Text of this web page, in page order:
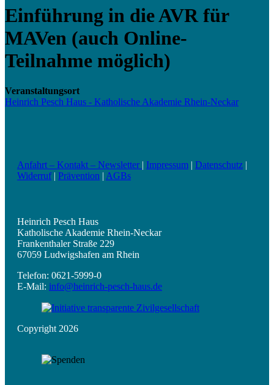
Einführung in die AVR für
MAVen (auch Online-
Teilnahme möglich)
Veranstaltungsort
Heinrich Pesch Haus - Katholische Akademie Rhein-Neckar
Anfahrt – Kontakt – Newsletter | Impressum | Datenschutz |
Widerruf| Prävention | AGBs
Heinrich Pesch Haus
Katholische Akademie Rhein-Neckar
Frankenthaler Straße 229
67059 Ludwigshafen am Rhein
Telefon: 0621-5999-0
E-Mail: info@heinrich-pesch-haus.de
Copyright 2026